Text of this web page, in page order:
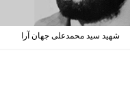
شهید سید محمدعلی جهان آرا